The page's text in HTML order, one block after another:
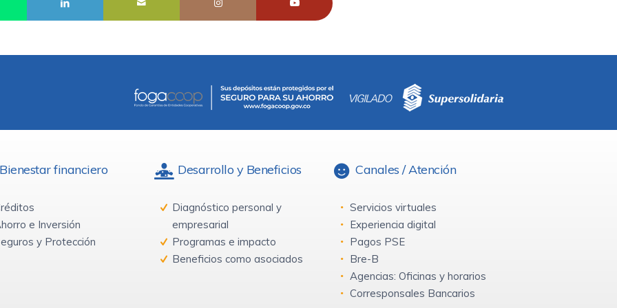
Bienestar financiero
e Inversión
y Protección
Desarrollo y Beneficios
Diagnóstico personal y
empresarial
Programas e impacto
Beneficios como asociados
Canales / Atención
Servicios virtuales
Experiencia digital
Pagos PSE
Bre-B
Agencias: Oficinas y horarios
Corresponsales Bancarios